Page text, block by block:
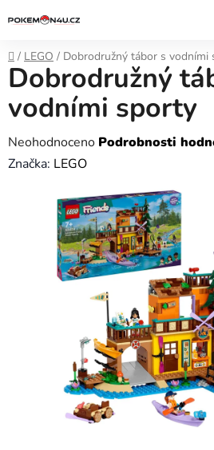
na
Domů
/ LEGO / Dobrodružný tábor s vodními
Dobrodružný
vodními sporty
Průměrné
hodnocení
Neohodnoceno Podrobnosti
Značka: LEGO